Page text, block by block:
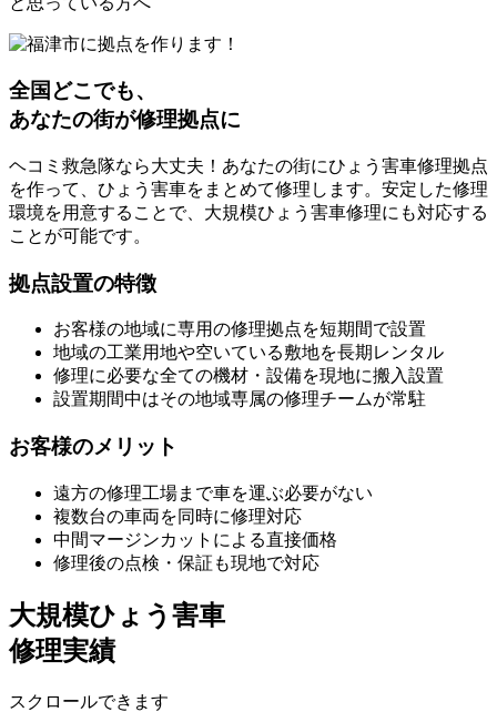
全国どこでも、
あなたの街が修理拠点に
ヘコミ救急隊なら大丈夫！あなたの街にひょう害車修理拠点
を作って、ひょう害車をまとめて修理します。安定した修理
環境を用意することで、大規模ひょう害車修理にも対応する
ことが可能です。
拠点設置の特徴
お客様の地域に専用の修理拠点を短期間で設置
地域の工業用地や空いている敷地を長期レンタル
修理に必要な全ての機材・設備を現地に搬入設置
設置期間中はその地域専属の修理チームが常駐
お客様のメリット
遠方の修理工場まで車を運ぶ必要がない
複数台の車両を同時に修理対応
中間マージンカットによる直接価格
修理後の点検・保証も現地で対応
大規模ひょう害車
修理実績
スクロールできます